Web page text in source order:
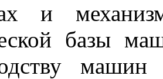
и
базы